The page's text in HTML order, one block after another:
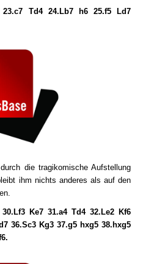
23.c7 Td4 24.Lb7 h6 25.f5 Ld7
die tragikomische Aufstellung
ihm nichts anderes als auf den
Ke7 31.a4 Td4 32.Le2 Kf6
36.Sc3 Kg3 37.g5 hxg5 38.hxg5